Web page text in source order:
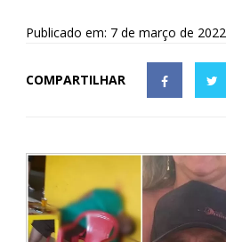
Publicado em: 7 de março de 2022
COMPARTILHAR